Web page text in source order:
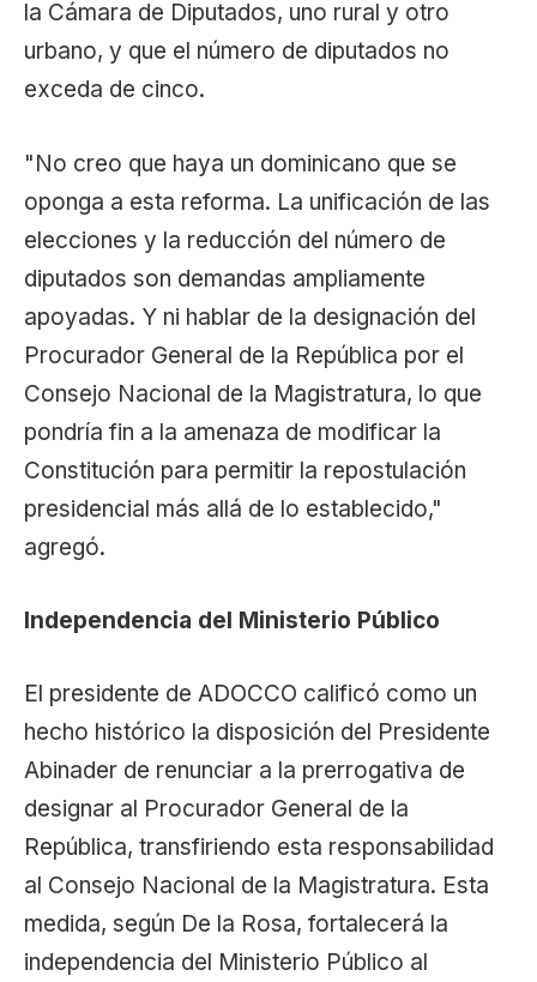
la Cámara de Diputados, uno rural y otro
urbano, y que el número de diputados no
exceda de cinco.
"No creo que haya un dominicano que se
oponga a esta reforma. La unificación de las
elecciones y la reducción del número de
diputados son demandas ampliamente
apoyadas. Y ni hablar de la designación del
Procurador General de la República por el
Consejo Nacional de la Magistratura, lo que
pondría fin a la amenaza de modificar la
Constitución para permitir la repostulación
presidencial más allá de lo establecido,"
agregó.
Independencia del Ministerio Público
El presidente de ADOCCO calificó como un
hecho histórico la disposición del Presidente
Abinader de renunciar a la prerrogativa de
designar al Procurador General de la
República, transfiriendo esta responsabilidad
al Consejo Nacional de la Magistratura. Esta
medida, según De la Rosa, fortalecerá la
independencia del Ministerio Público al